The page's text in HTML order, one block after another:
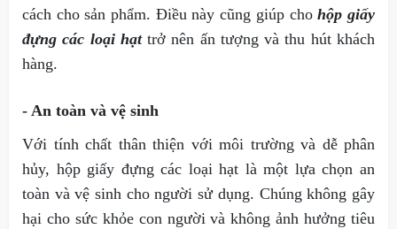
cách cho sản phẩm. Điều này cũng giúp chohộp giấy
đựng các loại hạttrở nên ấn tượng và thu hút khách
hàng.
- An toàn và vệ sinh
Với tính chất thân thiện với môi trường và dễ phân
hủy, hộp giấy đựng các loại hạt là một lựa chọn an
toàn và vệ sinh cho người sử dụng. Chúng không gây
hại cho sức khỏe con người và không ảnh hưởng tiêu